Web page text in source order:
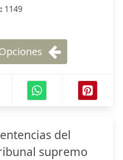
1149
del
supremo